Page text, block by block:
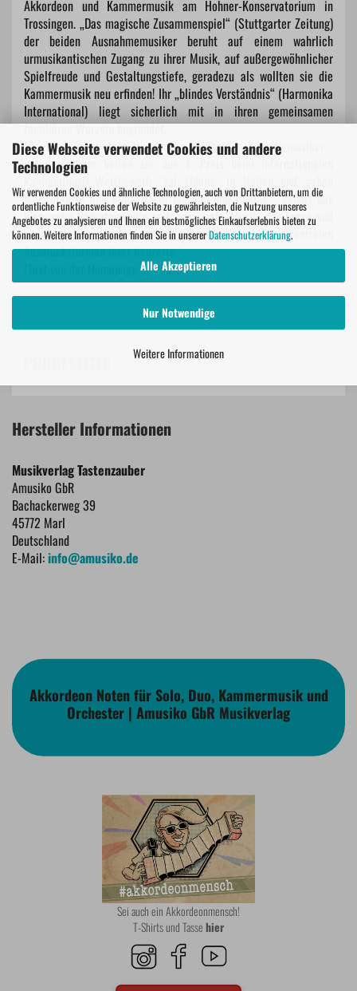
Diese Webseite verwendet Cookies und andere
Technologien
Wir verwenden Cookies und ähnliche Technologien, auch von Drittanbietern, um die
ordentliche Funktionsweise der Website zu gewährleisten, die Nutzung unseres
Angebotes zu analysieren und Ihnen ein bestmögliches Einkaufserlebnis bieten zu
können. Weitere Informationen finden Sie in unsererDatenschutzerklärung.
Alle Akzeptieren
Nur Notwendige
Weitere Informationen
Akkordeon und Kammermusik am Hohner-Konservatorium in
Trossingen. „Das magische Zusammenspiel“ (Stuttgarter Zeitung)
der beiden Ausnahmemusiker beruht auf einem wahrlich
urmusikantischen Zugang zu ihrer Musik, auf außergewöhnlicher
Spielfreude und Gestaltungstiefe, geradezu als wollten sie die
Kammermusik neu erfinden! Ihr „blindes Verständnis“ (Harmonika
International) liegt sicherlich mit in ihren gemeinsamen
familiären Wurzeln begründet.
Für die beiden international ausgezeichneten Kammermusiker -
unter anderem holten sie den 1. Preis beim Internationalen
Kammermusik-Wettbewerb "Val Tidone" in Italien und gaben
Meisterkurse und Konzerte in Moskau und Peking - gehört das
klassische Repertoire, die zeitgenössische Musik, der Tango und
auch weite Teile der Weltmusik zu den zentralen
Ausdrucksformen ihrer Konzerte."
(Text von der Homepage des Duos)
Hersteller Informationen
Musikverlag Tastenzauber
Amusiko GbR
Bachackerweg 39
45772 Marl
Deutschland
E-Mail:info@amusiko.de
Akkordeon Noten für Solo, Duo, Kammermusik und
Orchester | Amusiko GbR Musikverlag
Sei auch ein Akkordeonmensch!
T-Shirts und Tassehier